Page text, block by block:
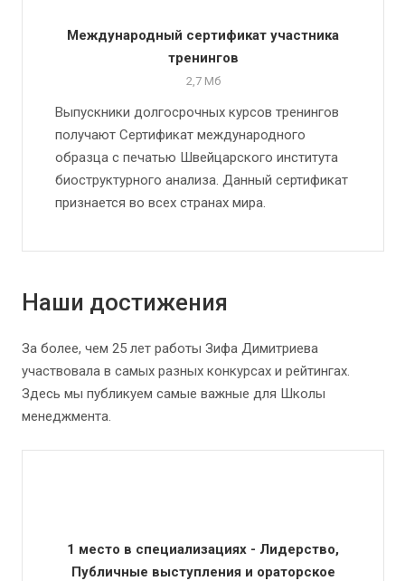
Международный сертификат участника
тренингов
2,7 Мб
Выпускники долгосрочных курсов тренингов
получают Сертификат международного
образца с печатью Швейцарского института
биоструктурного анализа. Данный сертификат
признается во всех странах мира.
Наши достижения
За более, чем 25 лет работы Зифа Димитриева
участвовала в самых разных конкурсах и рейтингах.
Здесь мы публикуем самые важные для Школы
менеджмента.
1 место в специализациях - Лидерство,
Публичные выступления и ораторское